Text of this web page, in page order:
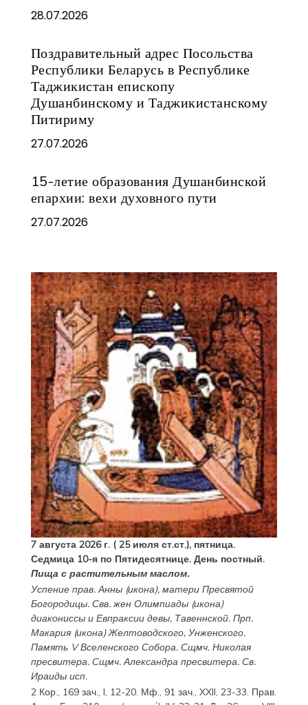
28.07.2026
Поздравительный адрес Посольства
Республики Беларусь в Республике
Таджикистан епископу
Душанбинскому и Таджикистанскому
Питириму
27.07.2026
15-летие образования Душанбинской
епархии: вехи духовного пути
27.07.2026
7 августа 2026 г. ( 25 июля ст.ст.), пятница.
Седмица 10-я по Пятидесятнице. День постный.
Пища с растительным маслом.
Успение прав.Анны(икона), матери Пресвятой
Богородицы. Свв. жен Олимпиады(икона)
диакониссы и Евпраксиидевы, Тавеннской. Прп.
Макария(икона) Желтоводского, Унженского.
Память V Вселенского Собора. Сщмч. Николая
пресвитера. Сщмч.Александрапресвитера. Св.
Ираидыисп.
2 Кор., 169 зач., I, 12-20. Мф., 91 зач., XXII, 23-33. Прав.